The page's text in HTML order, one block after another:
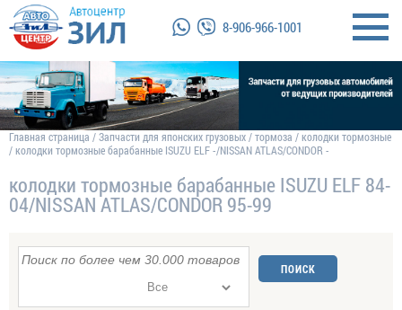
8-906-966-1001
Главная страница /Запчасти для японских грузовых/тормоза /колодки тормозные
/колодки тормозные барабанные ISUZU ELF -/NISSAN ATLAS/CONDOR -
колодки тормозные барабанные ISUZU ELF 84-
04/NISSAN ATLAS/CONDOR 95-99